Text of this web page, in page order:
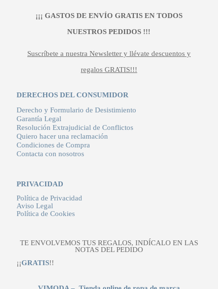
¡¡¡ GASTOS DE ENVÍO GRATIS EN TODOS
NUESTROS PEDIDOS !!!
Suscríbete a nuestra Newsletter y llévate descuentos y
regalos GRATIS!!!
DERECHOS DEL CONSUMIDOR
Derecho y Formulario de Desistimiento
Garantía Legal
Resolución Extrajudicial de Conflictos
Quiero hacer una reclamación
Condiciones de Compra
Contacta con nosotros
PRIVACIDAD
Política de Privacidad
Aviso Legal
Política de Cookies
TE ENVOLVEMOS TUS REGALOS, INDÍCALO EN LAS
NOTAS DEL PEDIDO
¡¡GRATIS!!